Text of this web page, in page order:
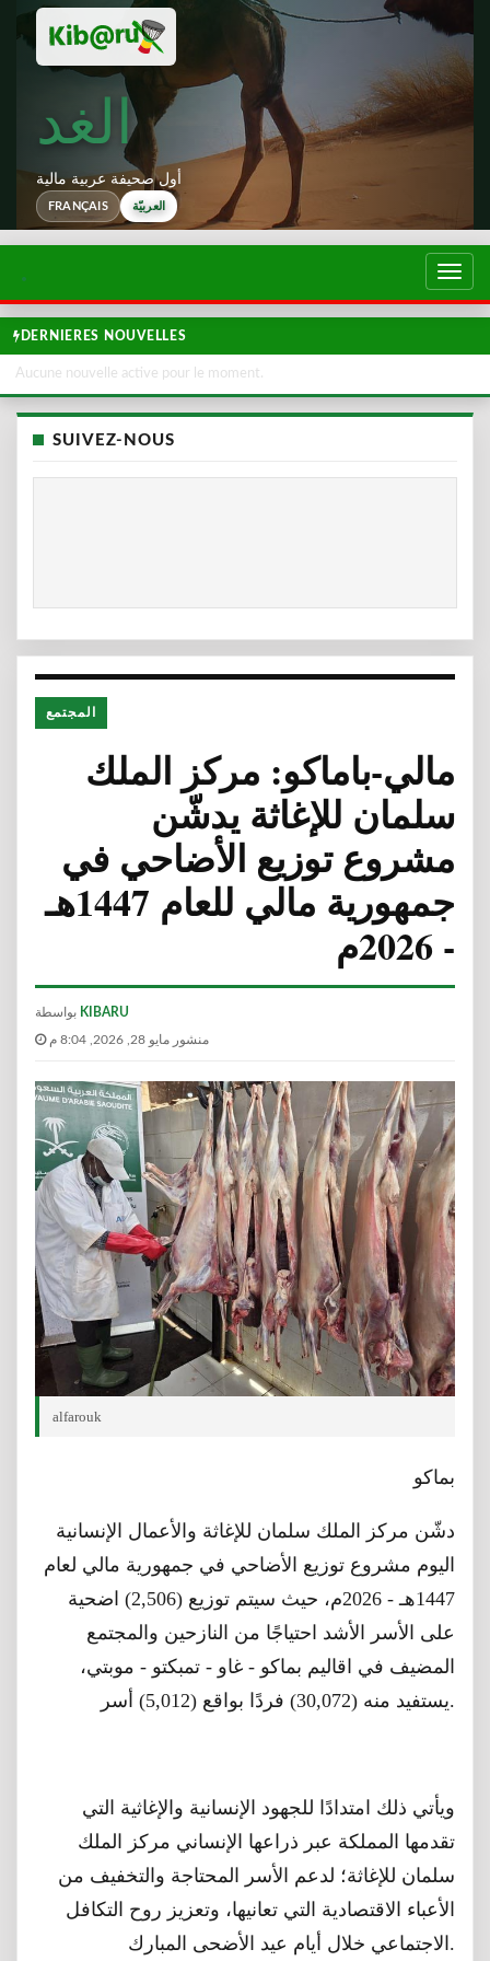
الغد
أول صحيفة عربية مالية
FRANÇAIS العربيّة
تبديل
DERNIERES NOUVELLES
Aucune nouvelle active pour le moment.
SUIVEZ-NOUS
المجتمع
مالي-باماكو: مركز الملك
سلمان للإغاثة يدشّن
مشروع توزيع الأضاحي في
جمهورية مالي للعام 1447هـ
- 2026م
KIBARU
منشور مايو 28, 2026, 8:04 م
alfarouk
بماكو
اليوم مشروع توزيع الأضاحي في جمهورية مالي لعام
1447هـ - 2026م، حيث سيتم توزيع (2,506) اضحية
على الأسر الأشد احتياجًا من النازحين والمجتمع
المضيف في اقاليم بماكو - غاو - تمبكتو - موبتي،
يستفيد منه (30,072) فردًا بواقع (5,012) أسر.
ويأتي ذلك امتدادًا للجهود الإنسانية والإغاثية التي
تقدمها المملكة عبر ذراعها الإنساني مركز الملك
سلمان للإغاثة؛ لدعم الأسر المحتاجة والتخفيف من
الأعباء الاقتصادية التي تعانيها، وتعزيز روح التكافل
الاجتماعي خلال أيام عيد الأضحى المبارك.